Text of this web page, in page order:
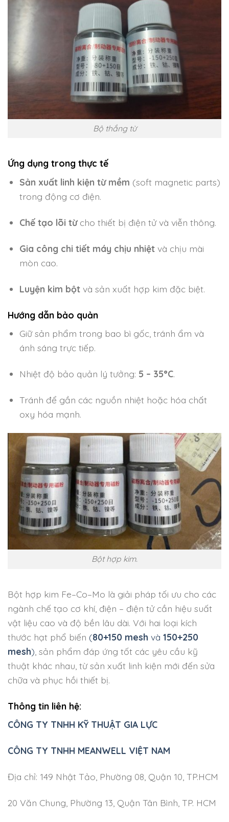
Bộ thắng từ
Ứng dụng trong thực tế
Sản xuất linh kiện từ mềm (soft magnetic parts)
trong động cơ điện.
Chế tạo lõi từcho thiết bị điện tử và viễn thông.
Gia công chi tiết máy chịu nhiệtvà chịu mài
mòn cao.
Luyện kim bộtvà sản xuất hợp kim đặc biệt.
Hướng dẫn bảo quản
Giữ sản phẩm trong bao bì gốc, tránh ẩm và
ánh sáng trực tiếp.
Nhiệt độ bảo quản lý tưởng: 5 – 35°C.
Tránh để gần các nguồn nhiệt hoặc hóa chất
oxy hóa mạnh.
Bột hợp kim.
Bột hợp kim Fe–Co–Mo là giải pháp tối ưu cho các
ngành chế tạo cơ khí, điện – điện tử cần hiệu suất
vật liệu cao và độ bền lâu dài. Với hai loại kích
thước hạt phổ biến (80+150 mesh và 150+250
mesh) , sản phẩm đáp ứng tốt các yêu cầu kỹ
thuật khác nhau, từ sản xuất linh kiện mới đến sửa
chữa và phục hồi thiết bị.
Thông tin liên hệ:
CÔNG TY TNHH KỸ THUẬT GIA LỰC
CÔNG TY TNHH MEANWELL VIỆT NAM
Địa chỉ: 149 Nhật Tảo, Phường 08, Quận 10, TP.HCM
20 Văn Chung, Phường 13, Quận Tân Bình, TP. HCM